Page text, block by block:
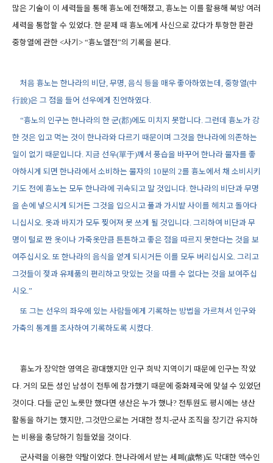
많은 기술이 이 세력들을 통해 흉노에 전해졌고 흉노는 이를 활용해 북방 여러
세력을 통합할 수 있었다 한 문제 때 흉노에게 사신으로 갔다가 투항한 환관
중항열에 관한 <사기> “흉노열전”의 기록을 본다
처음 흉노는 한나라의 비단 ,무명 ,음식 등을 매우 좋아하였는데 ,중항열(中
行說)은 그 점을 들어 선우에게 진언하였다
“흉노의 인구는 한나라의 한 군(郡)에도 미치지 못합니다 .그런데 흉노가 강
한 것은 입고 먹는 것이 한나라와 다르기 때문이며 그것을 한나라에 의존하는
일이 없기 때문입니다 지금 선우(單于)께서 풍습을 바꾸어 한나라 물자를 좋
아하시게 되면 한나라에서 소비하는 물자의 10분의 2를 흉노에서 채 소비시키
기도 전에 흉노는 모두 한나라에 귀속되고 말 것입니다 한나라의 비단과 무명
을 손에 넣으시게 되거든 그것을 입으시고 풀과 가시밭 사이를 헤치고 돌아다
니십시오 옷과 바지가 모두 찢어져 못 쓰게 될 것입니다 그리하여 비단과 무
명이 털로 짠 옷이나 가죽옷만큼 튼튼하고 좋은 점을 따르지 못한다는 것을 보
여주십시오 또 한나라의 음식을 얻게 되시거든 이를 모두 버리십시오 그리고
그것들이 젖과 유제품의 편리하고 맛있는 것을 따를 수 없다는 것을 보여주십
시오 .”
또 그는 선우의 좌우에 있는 사람들에게 기록하는 방법을 가르쳐서 인구와
가축의 통계를 조사하여 기록하도록 시켰다.
흉노가 장악한 영역은 광대했지만 인구 희박 지역이기 때문에 인구는 작았
다 거의 모든 성인 남성이 전투에 참가했기 때문에 중화제국에 맞설 수 있었던
것이다 다들 군인 노릇만 했다면 생산은 누가 했나? 전투원도 평시에는 생산
활동을 하기는 했지만 그것만으로는 거대한 정치-군사 조직을 장기간 유지하
는 비용을 충당하기 힘들었을 것이다
군사력을 이용한 약탈이었다.한나라에서 받는 세폐(歲幣)도 막대한 액수인